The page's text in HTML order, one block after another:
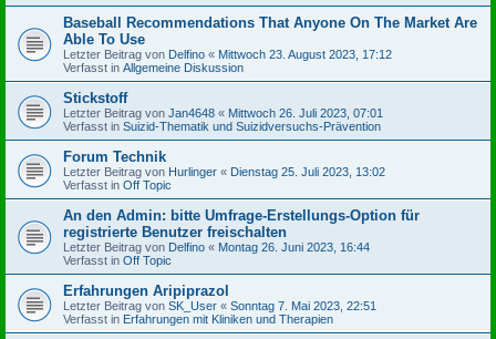
Baseball Recommendations That Anyone On The Market Are
Able To Use
Letzter Beitrag von Delfino « Mittwoch 23. August 2023, 17:12
Verfasst in Allgemeine Diskussion
Stickstoff
Letzter Beitrag von Jan4648 « Mittwoch 26. Juli 2023, 07:01
Verfasst in Suizid-Thematik und Suizidversuchs-Prävention
Forum Technik
Letzter Beitrag von Hurlinger « Dienstag 25. Juli 2023, 13:02
Verfasst in Off Topic
An den Admin: bitte Umfrage-Erstellungs-Option für
registrierte Benutzer freischalten
Letzter Beitrag von Delfino « Montag 26. Juni 2023, 16:44
Verfasst in Off Topic
Erfahrungen Aripiprazol
Letzter Beitrag von SK_User « Sonntag 7. Mai 2023, 22:51
Verfasst in Erfahrungen mit Kliniken und Therapien